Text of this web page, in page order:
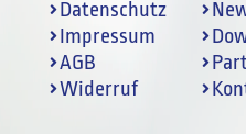
Datenschutz
Impressum
AGB
Widerruf